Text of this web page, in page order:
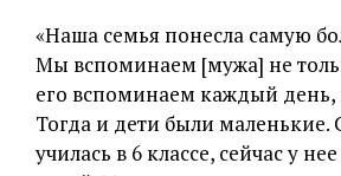
«Наша семья понесла самую
Мы вспоминаем [мужа] не
его вспоминаем каждый день,
Тогда и дети были маленькие.
училась в 6 классе, сейчас у